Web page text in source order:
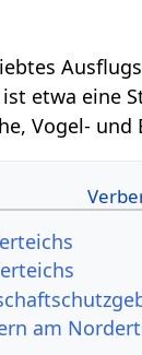
etwa eine
Vogel- und
am